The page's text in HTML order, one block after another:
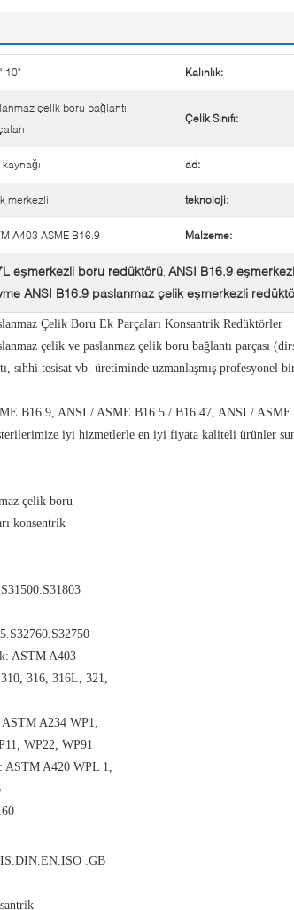
10" Kalınlık:
çelik boru bağlantı
Çelik Sınıfı:
kaynağı ad:
merkezli teknoloji:
A403 ASME B16.9 Malzeme:
eşmerkezli boru redüktörü, ANSI B16.9
ANSI B16.9 paslanmaz çelik eşmerkezli
Çelik Boru Ek Parçaları Konsantrik Redüktörler
çelik ve paslanmaz çelik boru bağlantı parçası
sıhhi tesisat vb. üretiminde uzmanlaşmış profesyonel
B16.9, ANSI / ASME B16.5 / B16.47, ANSI /
iyi hizmetlerle en iyi fiyata kaliteli ürünler
çelik boru
konsentrik
ASTM A403
316, 316L, 321,
ASTM A234 WP1,
WP22, WP91
ASTM A420 WPL 1,
.GB